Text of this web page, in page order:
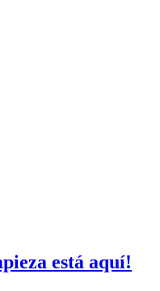
está aquí!